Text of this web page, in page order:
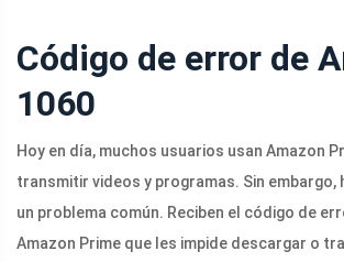
Código de error de
1060
Hoy en día, muchos usuarios usan Amazon
transmitir videos y programas. Sin embargo,
un problema común. Reciben el código de
Amazon Prime que les impide descargar o